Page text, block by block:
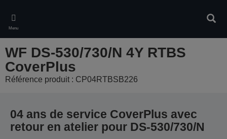
main
content
Menu
WF DS-530/730/N 4Y RTBS
CoverPlus
Référence produit : CP04RTBSB226
04 ans de service CoverPlus avec
retour en atelier pour DS-530/730/N